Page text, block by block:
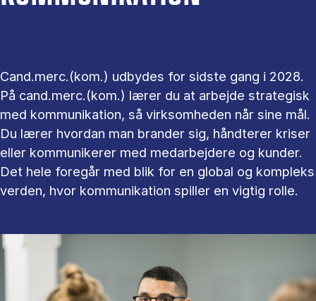
Cand.merc.(kom.) udbydes for sidste gang i 2028.
På cand.merc.(kom.) lærer du at arbejde strategisk
med kommunikation, så virksomheden når sine mål.
Du lærer hvordan man brander sig, håndterer kriser
eller kommunikerer med medarbejdere og kunder.
Det hele foregår med blik for en global og kompleks
verden, hvor kommunikation spiller en vigtig rolle.